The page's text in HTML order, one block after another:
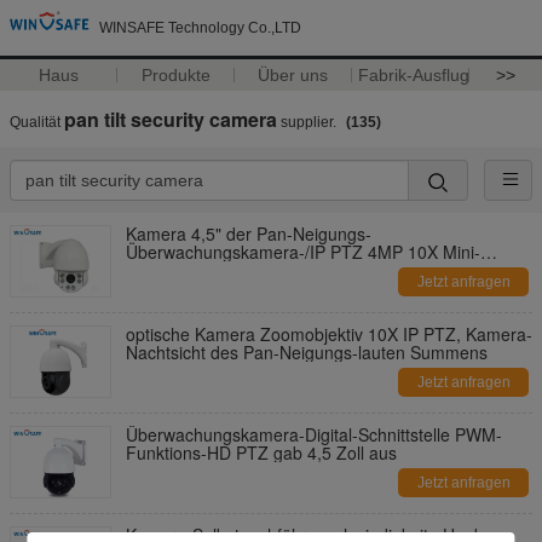
WINSAFE Technology Co.,LTD
Haus Produkte Über uns Fabrik-Ausflug >>
Qualität pan tilt security camera supplier. (135)
Kamera 4,5" der Pan-Neigungs-
Überwachungskamera-/IP PTZ 4MP 10X Mini-
Jetzt anfragen
optische Kamera Zoomobjektiv 10X IP PTZ, Kamera-
Nachtsicht des Pan-Neigungs-lauten Summens
Jetzt anfragen
Überwachungskamera-Digital-Schnittstelle PWM-
Funktions-HD PTZ gab 4,5 Zoll aus
Jetzt anfragen
Kamera-Selbstnachführgeschwindigkeits-Hauben-